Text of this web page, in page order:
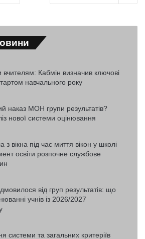
вчителям: Кабмін визначив ключові
навчального року
наказ МОН групи результатів?
нової системи оцінювання
з вікна під час миття вікон у школі
освіти розпочне службове
від груп результатів: що
учнів із 2026/2027
системи та загальних критеріїв